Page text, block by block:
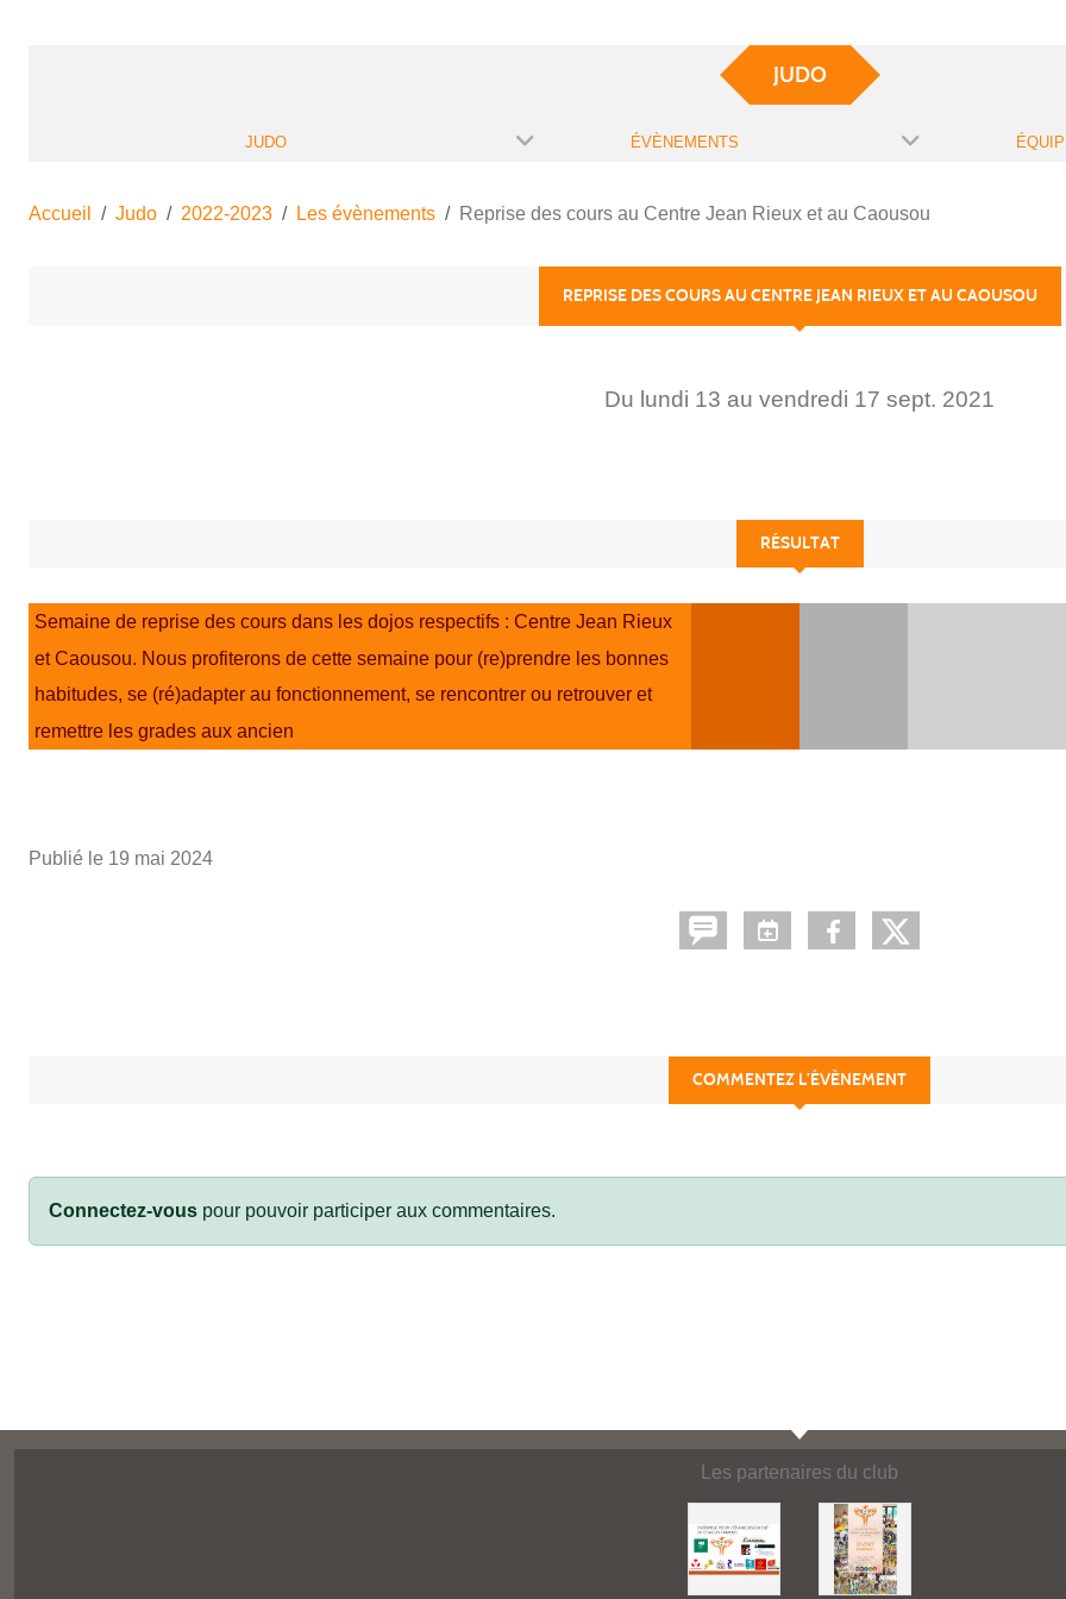
JUDO
JUDO ÉVÈNEMENTS
Accueil Judo 2022-2023 Les évènements Reprise des cours au Centre Jean Rieux et au Caousou
REPRISE DES COURS AU CENTRE JEAN RIEUX ET AU CAOUSOU
Du lundi 13 au vendredi 17 sept. 2021
RÉSULTAT
Semaine de reprise des cours dans les dojos respectifs : Centre Jean Rieux
et Caousou. Nous profiterons de cette semaine pour (re)prendre les bonnes
habitudes, se (ré)adapter au fonctionnement, se rencontrer ou retrouver et
remettre les grades aux ancien
Publié le 19 mai 2024
COMMENTEZ L’ÉVÈNEMENT
Connectez-vous pour pouvoir participer aux commentaires.
Les partenaires du club